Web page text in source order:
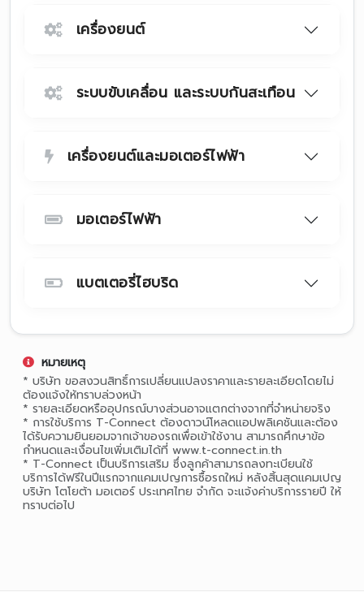
เครื่องยนต์
ระบบขับเคลื่อน และระบบกันสะเทือน
เครื่องยนต์และมอเตอร์ไฟฟ้า
มอเตอร์ไฟฟ้า
แบตเตอรี่ไฮบริด
หมายเหตุ
* บริษัท ขอสงวนสิทธิ์การเปลี่ยนแปลงราคาและรายละเอียดโดยไม่
ต้องแจ้งให้ทราบล่วงหน้า
* รายละเอียดหรืออุปกรณ์บางส่วนอาจแตกต่างจากที่จำหน่ายจริง
* การใช้บริการ T-Connect ต้องดาวน์โหลดแอปพลิเคชันและต้อง
ได้รับความยินยอมจากเจ้าของรถเพื่อเข้าใช้งาน สามารถศึกษาข้อ
กำหนดและเงื่อนไขเพิ่มเติมได้ที่ www.t-connect.in.th
* T-Connect เป็นบริการเสริม ซึ่งลูกค้าสามารถลงทะเบียนใช้
บริการได้ฟรีในปีแรกจากแคมเปญการซื้อรถใหม่ หลังสิ้นสุดแคมเปญ
บริษัท โตโยต้า มอเตอร์ ประเทศไทย จำกัด จะแจ้งค่าบริการรายปี ให้
ทราบต่อไป